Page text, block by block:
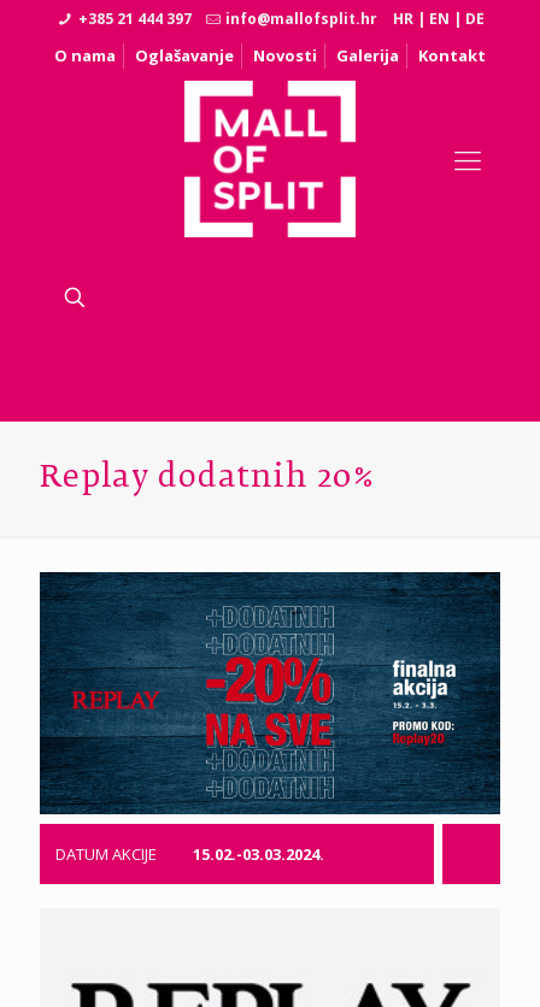
+385 21 444 397 info@mallofsplit.hr HR | EN | DE
O nama Oglašavanje Novosti Galerija Kontakt
Replay dodatnih 20%
DATUM AKCIJE 15.02.-03.03.2024.